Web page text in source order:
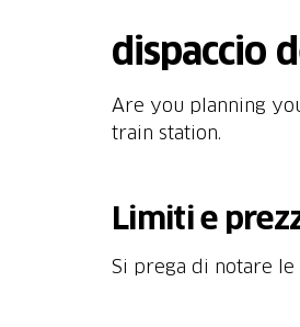
dispaccio
Are you planning
train station.
Limiti e
Si prega di notare